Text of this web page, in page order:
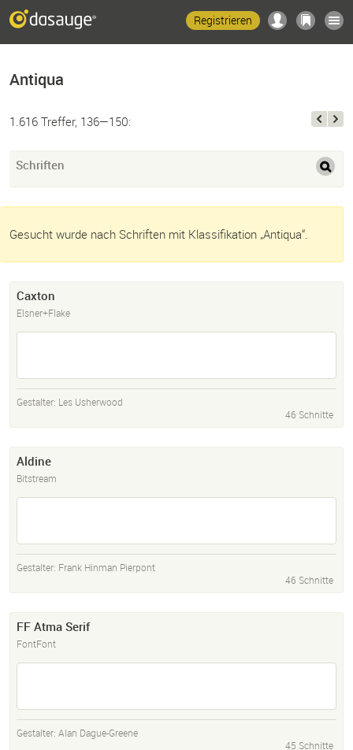
Registrieren
Antiqua
1.616 Treffer, 136—150:
Schriften
Gesucht wurde nach Schriften mit Klassifikation „Antiqua“.
Caxton
Elsner+Flake
Gestalter: Les Usherwood
46 Schnitte
Aldine
Bitstream
Gestalter: Frank Hinman Pierpont
46 Schnitte
FF Atma Serif
FontFont
Gestalter: Alan Dague-Greene
45 Schnitte